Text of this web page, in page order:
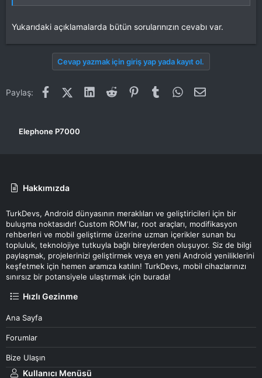
Yukarıdaki açıklamalarda bütün sorularınızın cevabı var.
Cevap yazmak için giriş yap yada kayıt ol.
Paylaş: FacebookX (Twitter)
LinkedInReddit PinterestTumblr WhatsAppE-posta
Elephone P7000
Hakkımızda
TurkDevs, Android dünyasının meraklıları ve geliştiricileri için bir
buluşma noktasıdır! Custom ROM'lar, root araçları, modifikasyon
rehberleri ve mobil geliştirme üzerine uzman içerikler sunan bu
topluluk, teknolojiye tutkuyla bağlı bireylerden oluşuyor. Siz de bilgi
paylaşmak, projelerinizi geliştirmek veya en yeni Android yeniliklerini
keşfetmek için hemen aramıza katılın! TurkDevs, mobil cihazlarınızı
sınırsız bir potansiyele ulaştırmak için burada!
Hızlı Gezinme
Ana Sayfa
Forumlar
Bize Ulaşın
Kullanıcı Menüsü